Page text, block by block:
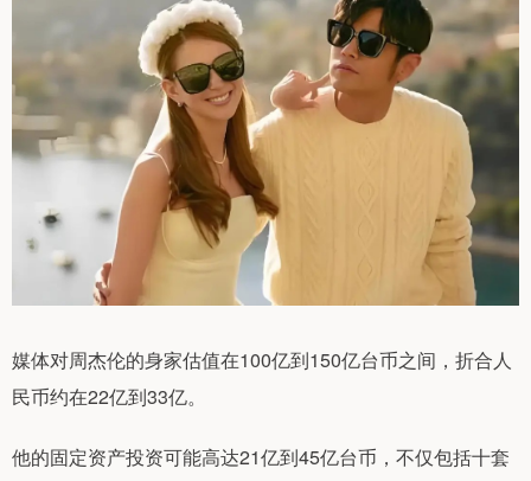
媒体对周杰伦的身家估值在100亿到150亿台币之间，折合人
民币约在22亿到33亿。
他的固定资产投资可能高达21亿到45亿台币，不仅包括十套